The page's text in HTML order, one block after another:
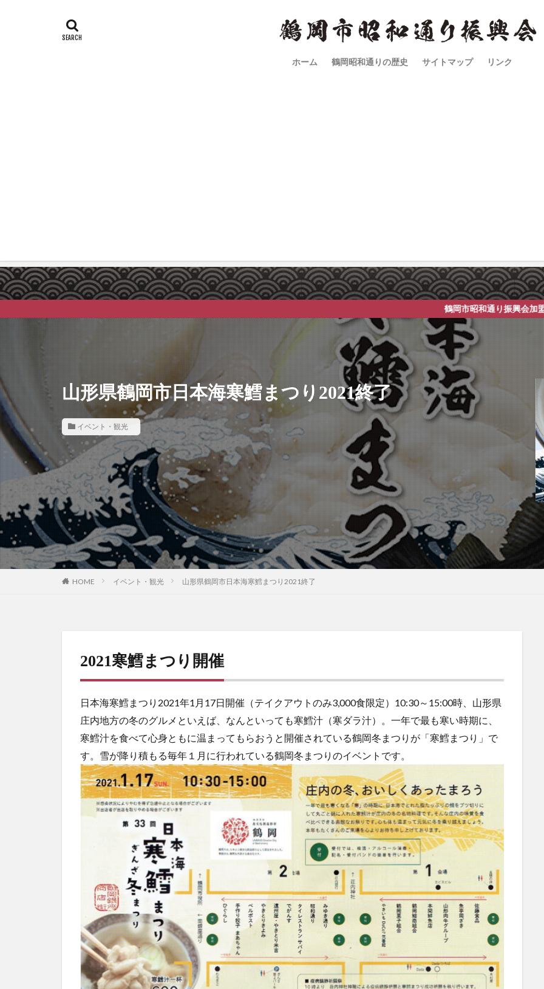
ホーム 鶴岡昭和通りの歴史 サイトマップ リンク
鶴岡市昭和通り振興会加盟店 イベント情報
山形県鶴岡市日本海寒鱈まつり2021終了
イベント・観光
HOME イベント・観光 山形県鶴岡市日本海寒鱈まつり2021終了
2021寒鱈まつり開催
日本海寒鱈まつり2021年1月17日開催（テイクアウトのみ3,000食限定）10:30～15:00時、山形県
庄内地方の冬のグルメといえば、なんといっても寒鱈汁（寒ダラ汁）。一年で最も寒い時期に、
寒鱈汁を食べて心身ともに温まってもらおうと開催されている鶴岡冬まつりが「寒鱈まつり」で
す。雪が降り積もる毎年１月に行われている鶴岡冬まつりのイベントです。